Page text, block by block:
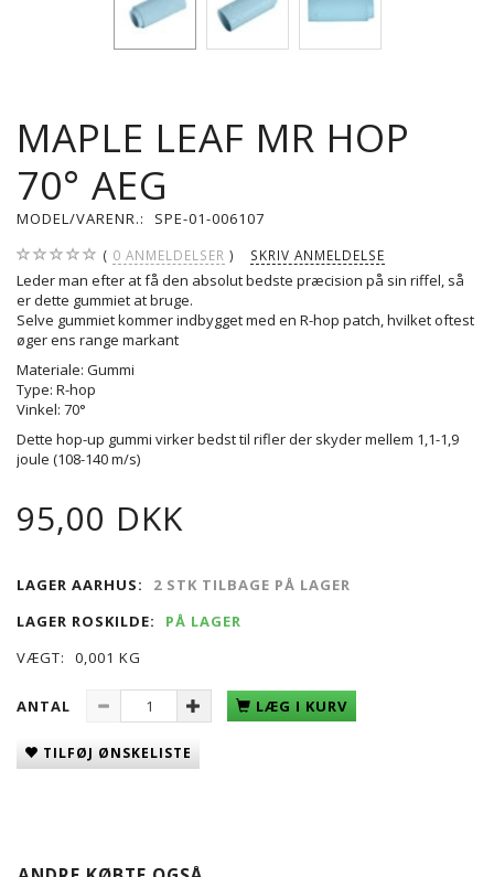
MAPLE LEAF MR HOP
70° AEG
MODEL/VARENR.: SPE-01-006107
0 ANMELDELSER SKRIV ANMELDELSE
Leder man efter at få den absolut bedste præcision på sin riffel, så
er dette gummiet at bruge.
Selve gummiet kommer indbygget med en R-hop patch, hvilket oftest
øger ens range markant
Materiale: Gummi
Type: R-hop
Vinkel: 70°
Dette hop-up gummi virker bedst til rifler der skyder mellem 1,1-1,9
joule (108-140 m/s)
95,00 DKK
LAGER AARHUS:
2 STK TILBAGE PÅ LAGER
LAGER ROSKILDE:
PÅ LAGER
VÆGT:
0,001 KG
ANTAL LÆG I KURV
TILFØJ ØNSKELISTE